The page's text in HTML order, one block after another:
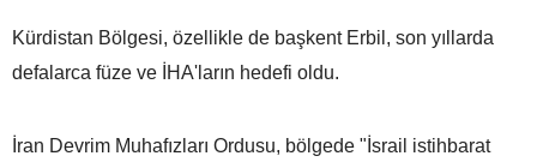
Kürdistan Bölgesi, özellikle de başkent Erbil, son yıllarda
defalarca füze ve İHA'ların hedefi oldu.
İran Devrim Muhafızları Ordusu, bölgede "İsrail istihbarat